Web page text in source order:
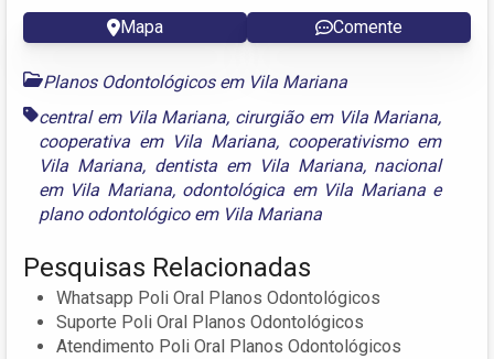
Mapa Comente
Planos Odontológicos em Vila Mariana
central em Vila Mariana, cirurgião em Vila Mariana,
cooperativa em Vila Mariana, cooperativismo em
Vila Mariana, dentista em Vila Mariana, nacional
em Vila Mariana, odontológica em Vila Marianae
plano odontológico em Vila Mariana
Pesquisas Relacionadas
Whatsapp Poli Oral Planos Odontológicos
Suporte Poli Oral Planos Odontológicos
Atendimento Poli Oral Planos Odontológicos